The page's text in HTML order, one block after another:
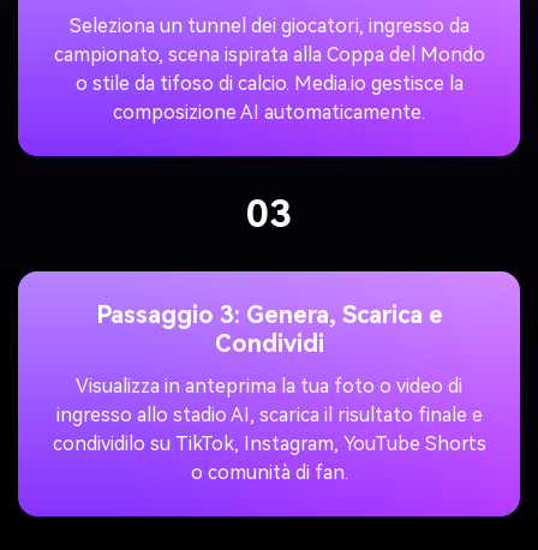
Seleziona un tunnel dei giocatori, ingresso da
campionato, scena ispirata alla Coppa del Mondo
o stile da tifoso di calcio. Media.io gestisce la
composizione AI automaticamente.
03
Passaggio 3: Genera, Scarica e
Condividi
Visualizza in anteprima la tua foto o video di
ingresso allo stadio AI, scarica il risultato finale e
condividilo su TikTok, Instagram, YouTube Shorts
o comunità di fan.